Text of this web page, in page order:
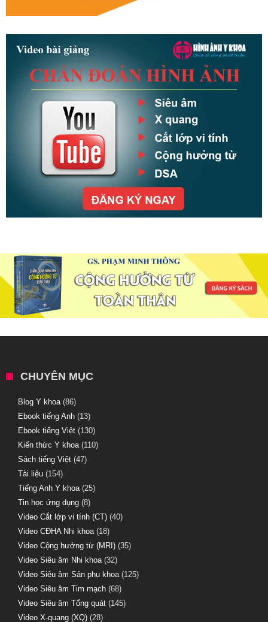
CHUYÊN MỤC
Blog Y khoa(86)
Ebook tiếng Anh (13)
Ebook tiếng Việt (130)
Kiến thức Y khoa(110)
Sách tiếng Việt (47)
Tài liệu (154)
Tiếng Anh Y khoa(25)
Tin học ứng dụng (8)
Video Cắt lớp vi tính (CT) (40)
Video CĐHA Nhi khoa(18)
Video Cộng hưởng từ (MRI) (35)
Video Siêu âm Nhi khoa(32)
Video Siêu âm Sản phụ khoa(125)
Video Siêu âm Tim mạch (68)
Video Siêu âm Tổng quát (145)
Video X-quang (XQ) (28)